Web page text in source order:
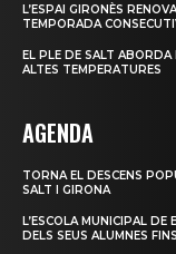
L’ESPAI GIRONÈS
TEMPORADA
EL PLE DE SALT ABORDA
ALTES TEMPERATURES
AGENDA
TORNA EL DESCENS
SALT I GIRONA
L’ESCOLA MUNICIPAL DE
DELS SEUS ALUMNES